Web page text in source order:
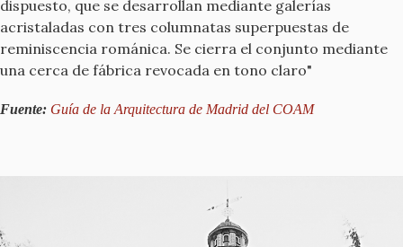
dispuesto, que se desarrollan mediante galerías
acristaladas con tres columnatas superpuestas de
reminiscencia románica. Se cierra el conjunto mediante
una cerca de fábrica revocada en tono claro"
Fuente: Guía de la Arquitectura de Madrid del COAM